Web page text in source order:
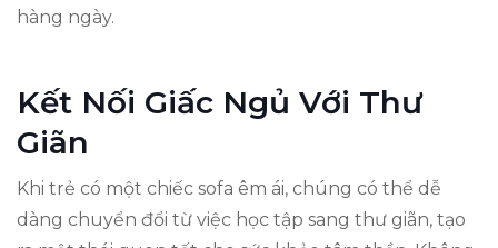
hàng ngày.
Kết Nối Giấc Ngủ Với Thư
Giãn
Khi trẻ có một chiếc sofa êm ái, chúng có thể dễ
dàng chuyển đổi từ việc học tập sang thư giãn, tạo